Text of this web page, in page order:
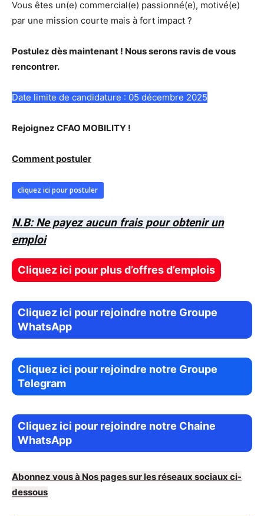
Vous êtes un(e) commercial(e) passionné(e), motivé(e)
par une mission courte mais à fort impact ?
Postulez dès maintenant ! Nous serons ravis de vous
rencontrer.
Date limite de candidature : 05 décembre 2025
Rejoignez CFAO MOBILITY !
Comment postuler
cliquez ici pour postuler
N.B: Ne payez aucun frais pour obtenir un
emploi
Cliquez ici pour plus d’offres d’emplois
Cliquez ici pour rejoindre notre Groupe
WhatsApp
Cliquez ici pour rejoindre notre Groupe
Telegram
Cliquez ici pour rejoindre notre Chaine
WhatsApp
Abonnez vous à Nos pages sur les réseaux sociaux ci-
dessous